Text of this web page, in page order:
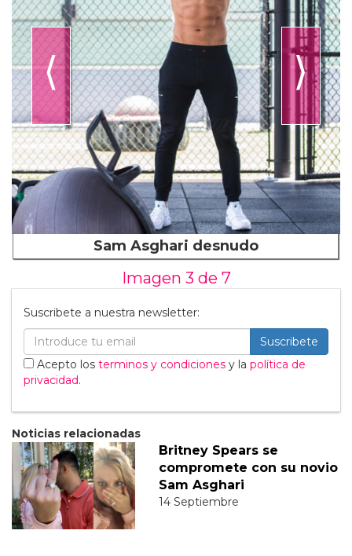
⟨ ⟩
Sam Asghari desnudo
Imagen 3 de 7
Suscribete a nuestra newsletter:
Suscribete
Acepto los terminos y condiciones y la política de
privacidad.
Noticias relacionadas
Britney Spears se
compromete con su novio
Sam Asghari
14 Septiembre